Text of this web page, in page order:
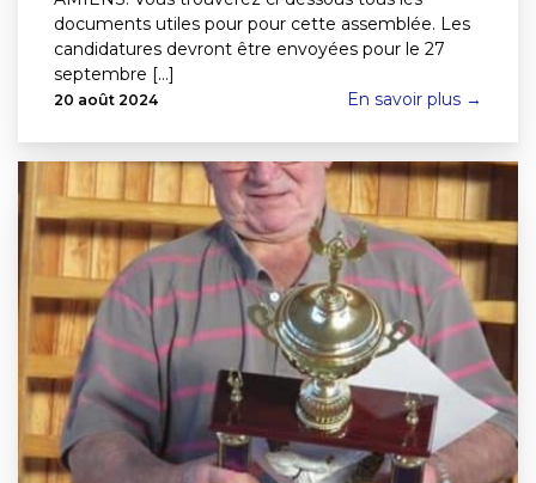
documents utiles pour pour cette assemblée. Les
candidatures devront être envoyées pour le 27
septembre [...]
20 août 2024 En savoir plus →